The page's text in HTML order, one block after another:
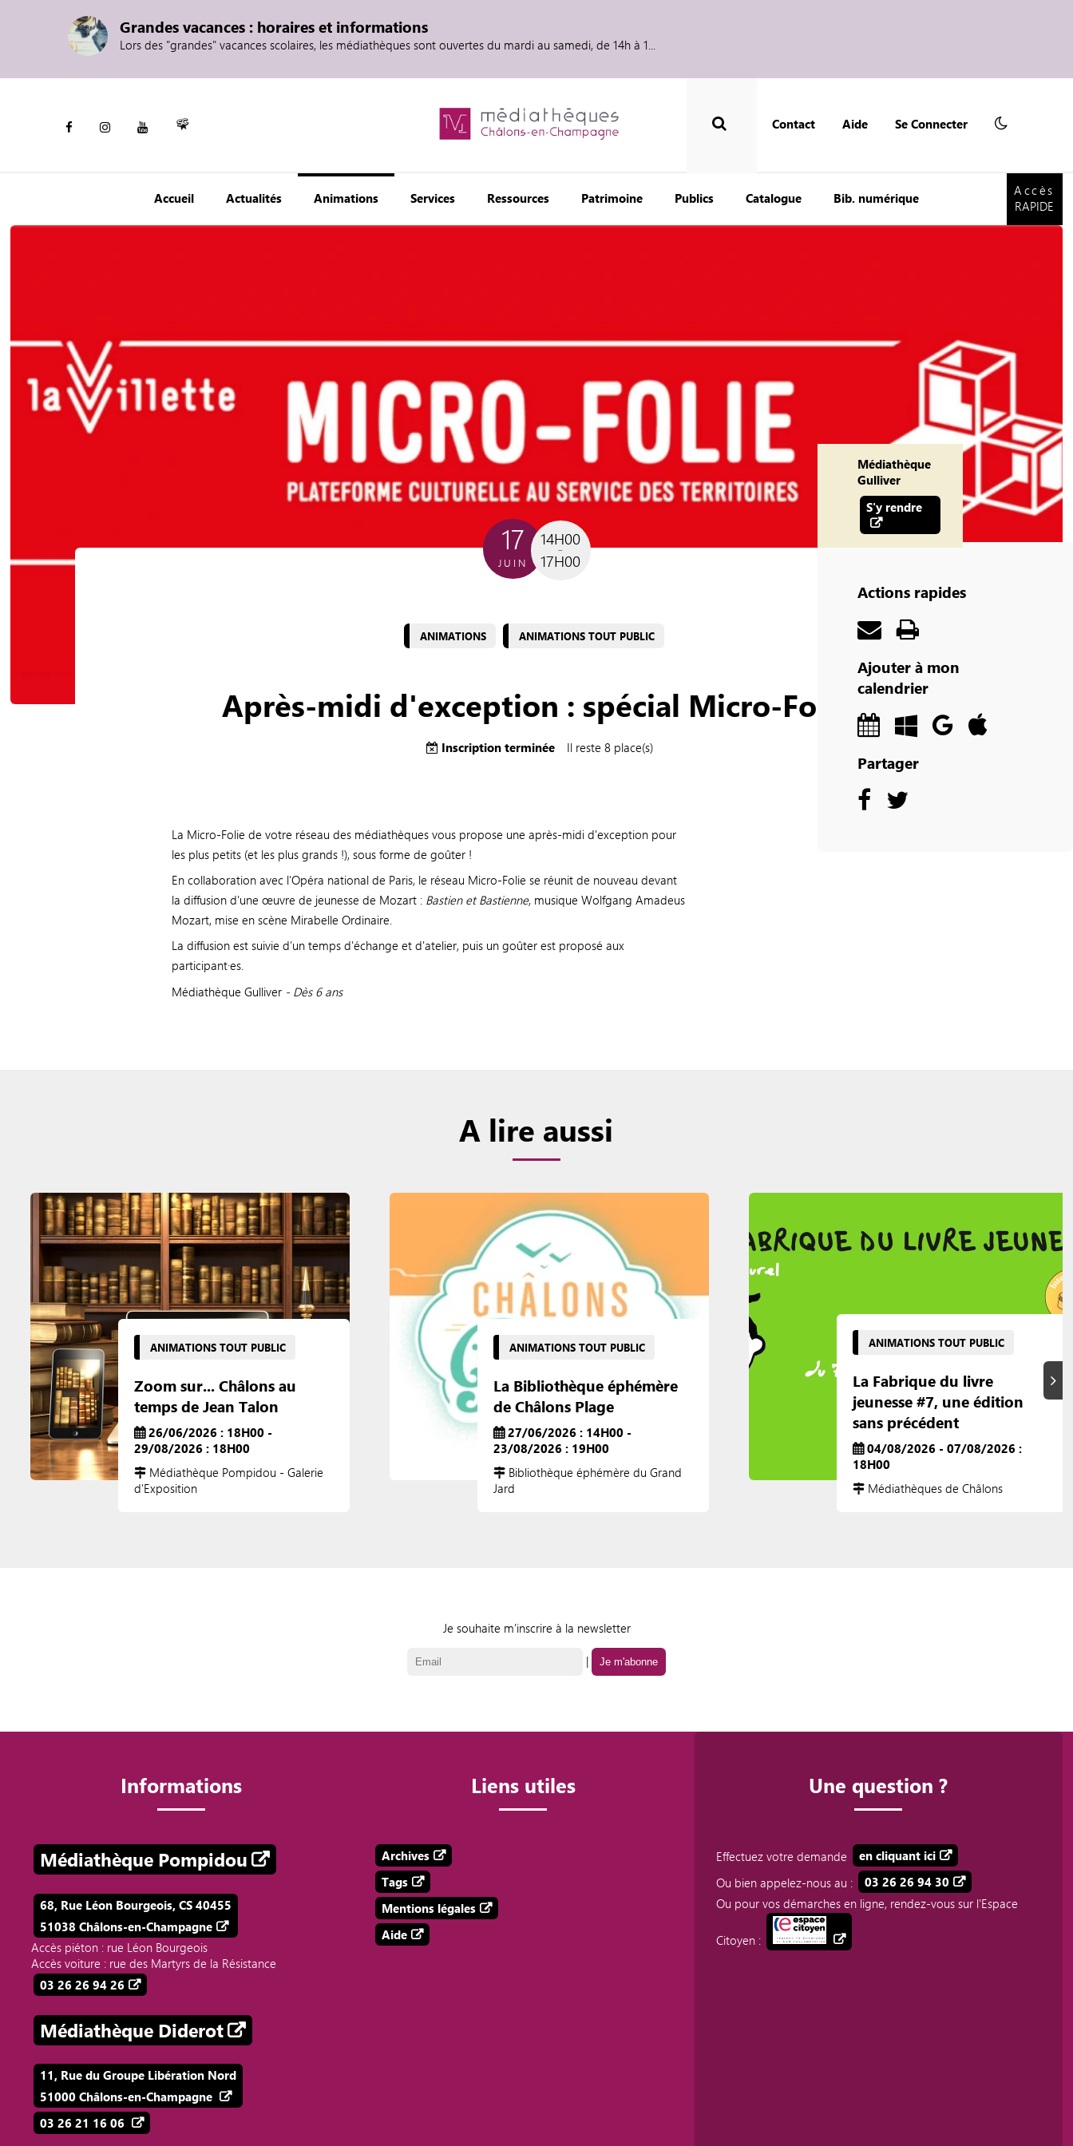
Grandes vacances : horaires et informations
Lors des "grandes" vacances scolaires, les médiathèques sont ouvertes du mardi au samedi, de 14h à 1...
Contact Aide
Se Connecter
Accueil Actualités Animations Services Ressources Patrimoine Publics Catalogue Bib. numérique
Accès
RAPIDE
17
JUIN
14H00
17H00
ANIMATIONS ANIMATIONS TOUT PUBLIC
Après-midi d'exception : spécial Micro-Folie
Inscription terminée Il reste 8 place(s)
La Micro-Folie de votre réseau des médiathèques vous propose une après-midi d'exception pour
les plus petits (et les plus grands !), sous forme de goûter !
En collaboration avec l'Opéra national de Paris, le réseau Micro-Folie se réunit de nouveau devant
la diffusion d'une œuvre de jeunesse de Mozart : Bastien et Bastienne, musique Wolfgang Amadeus
Mozart, mise en scène Mirabelle Ordinaire.
La diffusion est suivie d’un temps d'échange et d'atelier, puis un goûter est proposé aux
participant·es.
Médiathèque Gulliver - Dès 6 ans
Médiathèque
Gulliver
S'y rendre
Actions rapides
Ajouter à mon
calendrier
Partager
A lire aussi
ANIMATIONS TOUT PUBLIC
Zoom sur... Châlons au
temps de Jean Talon
26/06/2026 : 18H00 -
29/08/2026 : 18H00
Médiathèque Pompidou - Galerie
d'Exposition
ANIMATIONS TOUT PUBLIC
La Bibliothèque éphémère
de Châlons Plage
27/06/2026 : 14H00 -
23/08/2026 : 19H00
Bibliothèque éphémère du Grand
Jard
ANIMATIONS TOUT PUBLIC
La Fabrique du livre
jeunesse #7, une édition
sans précédent
04/08/2026 - 07/08/2026 :
18H00
Médiathèques de Châlons
Je souhaite m'inscrire à la newsletter
|
Informations
Médiathèque Pompidou
68, Rue Léon Bourgeois, CS 40455
51038 Châlons-en-Champagne
Accès piéton : rue Léon Bourgeois
Accès voiture : rue des Martyrs de la Résistance
03 26 26 94 26
Médiathèque Diderot
11, Rue du Groupe Libération Nord
51000 Châlons-en-Champagne
03 26 21 16 06
Liens utiles
Archives
Tags
Mentions légales
Aide
Une question ?
Effectuez votre demande
en cliquant ici
Ou bien appelez-nous au :
03 26 26 94 30
Ou pour vos démarches en ligne, rendez-vous sur l'Espace
Citoyen :